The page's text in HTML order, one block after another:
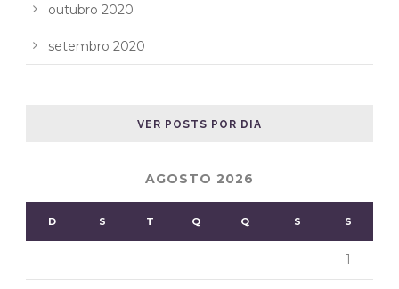
outubro 2020
setembro 2020
VER POSTS POR DIA
AGOSTO 2026
D S T Q Q S S
1